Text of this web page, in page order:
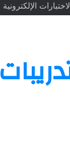
الإلكترونية